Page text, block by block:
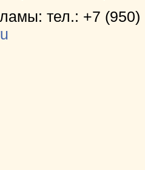
тел.: +7 (950)